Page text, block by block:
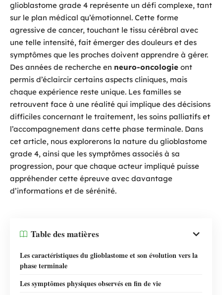
glioblastome grade 4 représente un défi complexe, tant
sur le plan médical qu’émotionnel. Cette forme
agressive de cancer, touchant le tissu cérébral avec
une telle intensité, fait émerger des douleurs et des
symptômes que les proches doivent apprendre à gérer.
Des années de recherche en neuro-oncologie ont
permis d’éclaircir certains aspects cliniques, mais
chaque expérience reste unique. Les familles se
retrouvent face à une réalité qui implique des décisions
difficiles concernant le traitement, les soins palliatifs et
l’accompagnement dans cette phase terminale. Dans
cet article, nous explorerons la nature du glioblastome
grade 4, ainsi que les symptômes associés à sa
progression, pour que chaque acteur impliqué puisse
appréhender cette épreuve avec davantage
d’informations et de sérénité.
Table des matières
Les caractéristiques du glioblastome et son évolution vers la
phase terminale
Les symptômes physiques observés en fin de vie